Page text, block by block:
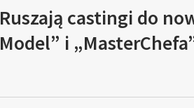
Ruszają castingi do
Model” i